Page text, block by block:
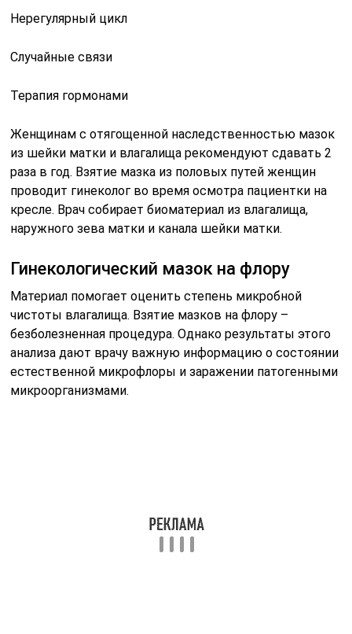
Нерегулярный цикл
Случайные связи
Терапия гормонами
Женщинам с отягощенной наследственностью мазок
из шейки матки и влагалища рекомендуют сдавать 2
раза в год. Взятие мазка из половых путей женщин
проводит гинеколог во время осмотра пациентки на
кресле. Врач собирает биоматериал из влагалища,
наружного зева матки и канала шейки матки.
Гинекологический мазок на флору
Материал помогает оценить степень микробной
чистоты влагалища. Взятие мазков на флору –
безболезненная процедура. Однако результаты этого
анализа дают врачу важную информацию о состоянии
естественной микрофлоры и заражении патогенными
микроорганизмами.